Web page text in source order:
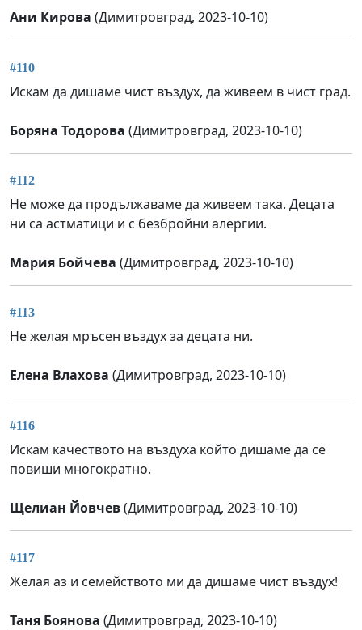
Ани Кирова (Димитровград, 2023-10-10)
#110
Искам да дишаме чист въздух, да живеем в чист град.
Боряна Тодорова (Димитровград, 2023-10-10)
#112
Не може да продължаваме да живеем така. Децата
ни са астматици и с безбройни алергии.
Мария Бойчева (Димитровград, 2023-10-10)
#113
Не желая мръсен въздух за децата ни.
Елена Влахова (Димитровград, 2023-10-10)
#116
Искам качеството на въздуха който дишаме да се
повиши многократно.
Щелиан Йовчев(Димитровград, 2023-10-10)
#117
Желая аз и семейството ми да дишаме чист въздух!
Таня Боянова (Димитровград, 2023-10-10)